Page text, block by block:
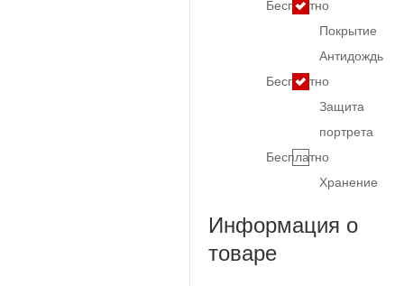
Бесплатно
Покрытие
Антидождь
Бесплатно
Защита
портрета
Бесплатно
Хранение
Информация о
товаре